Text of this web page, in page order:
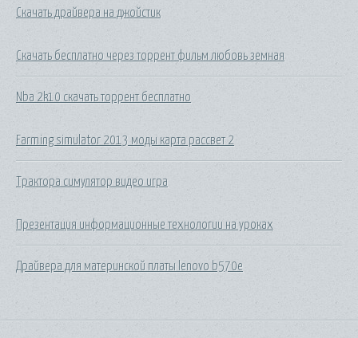
Скачать драйвера на джойстик
Скачать бесплатно через торрент фильм любовь земная
Nba 2k10 скачать торрент бесплатно
Farming simulator 2013 моды карта рассвет 2
Трактора симулятор видео игра
Презентация информационные технологии на уроках
Драйвера для материнской платы lenovo b570e